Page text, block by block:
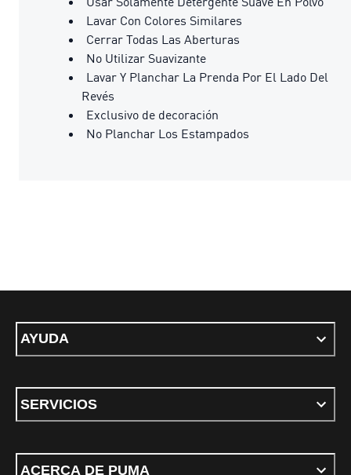
Lavar Con Colores Similares
Cerrar Todas Las Aberturas
No Utilizar Suavizante
Lavar Y Planchar La Prenda Por El Lado Del
Revés
Exclusivo de decoración
No Planchar Los Estampados
AYUDA
SERVICIOS
ACERCA DE PUMA